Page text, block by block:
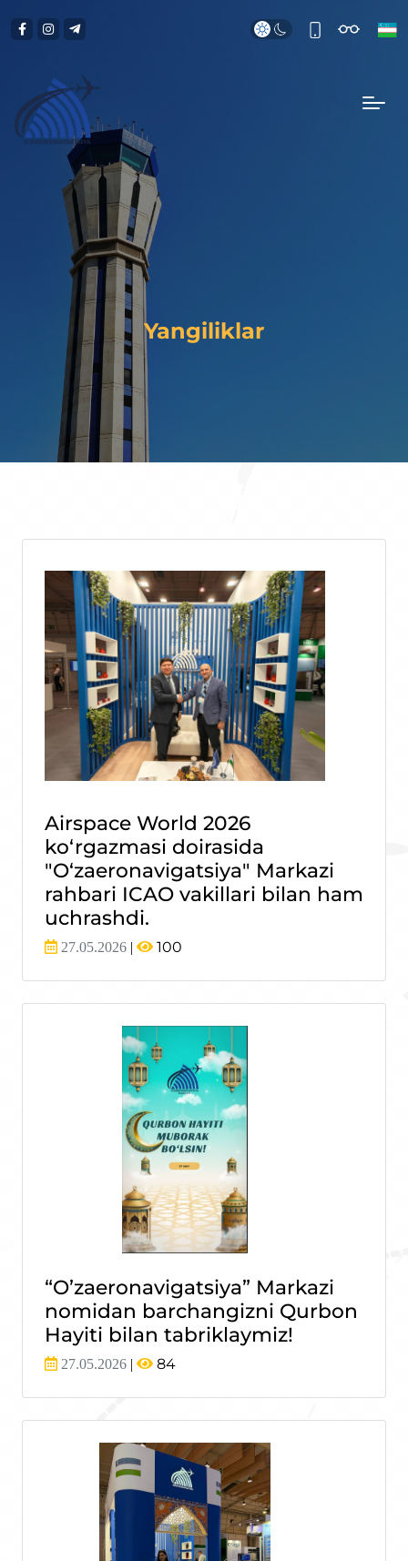
Yangiliklar
Airspace World 2026
ko‘rgazmasi doirasida
"O‘zaeronavigatsiya" Markazi
rahbari ICAO vakillari bilan ham
uchrashdi.
27.05.2026 | 100
“O’zaeronavigatsiya” Markazi
nomidan barchangizni Qurbon
Hayiti bilan tabriklaymiz!
27.05.2026 | 84